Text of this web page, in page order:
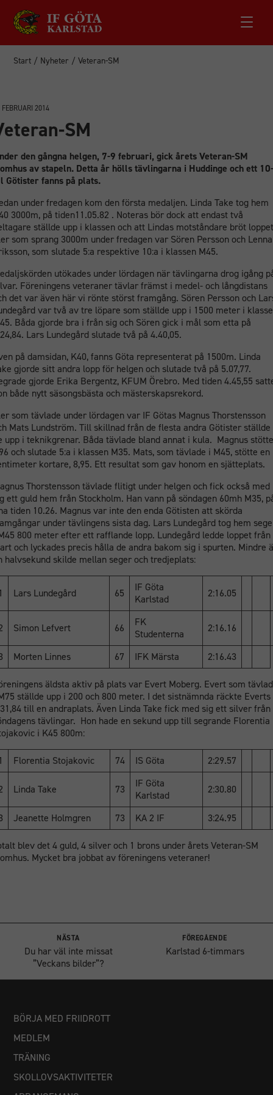
Start / Nyheter /Veteran-SM
2014
SM
den gångna helgen, 7-9 februari, gick årets Veteran-SM
av stapeln. Detta år hölls tävlingarna i Huddinge och ett 10-
Götister fanns på plats.
under fredagen kom den första medaljen. Linda Take tog hem
3000m, på tiden11.05.82 . Noteras bör dock att endast två
ställde upp i klassen och att Lindas motståndare bröt
som sprang 3000m under fredagen var Sören Persson och
som slutade 5:a respektive 10:a i klassen M45.
utökades under lördagen när tävlingarna drog igång
Föreningens veteraner tävlar främst i medel- och långdistans
det var även här vi rönte störst framgång. Sören Persson och
var två av tre löpare som ställde upp i 1500 meter i
Båda gjorde bra i från sig och Sören gick i mål som etta på
Lars Lundegård slutade två på 4.40,05.
på damsidan, K40, fanns Göta representerat på 1500m. Linda
gjorde sitt andra lopp för helgen och slutade två på 5.07,77.
gjorde Erika Bergentz, KFUM Örebro. Med tiden 4.45,55
både nytt säsongsbästa och mästerskapsrekord.
som tävlade under lördagen var IF Götas Magnus Thorstensson
Mats Lundström. Till skillnad från de flesta andra Götister ställde
upp i teknikgrenar. Båda tävlade bland annat i kula. Magnus stötte
och slutade 5:a i klassen M35. Mats, som tävlade i M45, stötte en
kortare, 8,95. Ett resultat som gav honom en sjätteplats.
Thorstensson tävlade flitigt under helgen och fick också med
ett guld hem från Stockholm. Han vann på söndagen 60mh M35,
tiden 10.26. Magnus var inte den enda Götisten att skörda
under tävlingens sista dag. Lars Lundegård tog hem
800 meter efter ett rafflande lopp. Lundegård ledde loppet från
och lyckades precis hålla de andra bakom sig i spurten. Mindre
halvsekund skilde mellan seger och tredjeplats:
Lars Lundegård 65
IF Göta
Karlstad
2:16.05
Simon Lefvert 66
FK
Studenterna
2:16.16
Morten Linnes 67 IFK Märsta 2:16.43
äldsta aktiv på plats var Evert Moberg. Evert som
ställde upp i 200 och 800 meter. I det sistnämnda räckte Everts
till en andraplats. Även Linda Take fick med sig ett silver från
tävlingar. Hon hade en sekund upp till segrande Florentia
i K45 800m:
Florentia Stojakovic 74 IS Göta 2:29.57
Linda Take 73
IF Göta
Karlstad
2:30.80
Jeanette Holmgren 73 KA 2 IF 3:24.95
blev det 4 guld, 4 silver och 1 brons under årets Veteran-SM
Mycket bra jobbat av föreningens veteraner!
NÄSTA
Du har väl inte missat
”Veckans bilder”?
FÖREGÅENDE
Karlstad 6-timmars
BÖRJA MED FRIIDROTT
MEDLEM
TRÄNING
SKOLLOVSAKTIVITETER